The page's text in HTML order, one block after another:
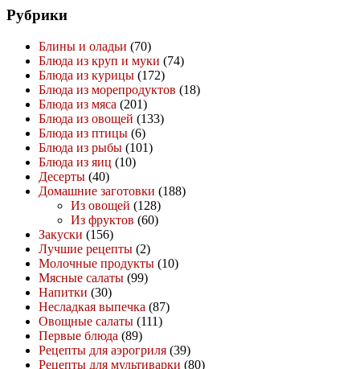
Рубрики
Блины и оладьи (70)
Блюда из круп и муки (74)
Блюда из курицы (172)
Блюда из морепродуктов (18)
Блюда из мяса (201)
Блюда из овощей (133)
Блюда из птицы (6)
Блюда из рыбы (101)
Блюда из яиц (10)
Десерты (40)
Домашние заготовки (188)
Из овощей (128)
Из фруктов (60)
Закуски (156)
Лучшие рецепты (2)
Молочные продукты (10)
Мясные салаты (99)
Напитки (30)
Несладкая выпечка (87)
Овощные салаты (111)
Первые блюда (89)
Рецепты для аэрогриля (39)
Рецепты для мультиварки (80)